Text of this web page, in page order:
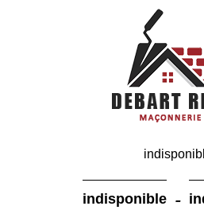
indisponible -